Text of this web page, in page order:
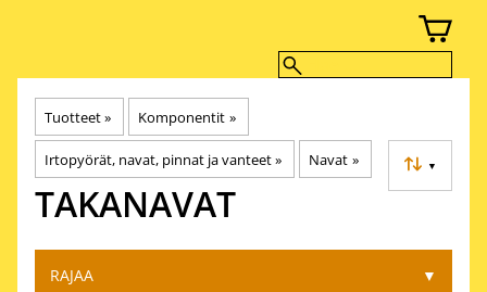
Tuotteet‪» Komponentit ‪»
Irtopyörät, navat, pinnat ja vanteet‪» Navat ‪» ▼
TAKANAVAT
RAJAA ▼